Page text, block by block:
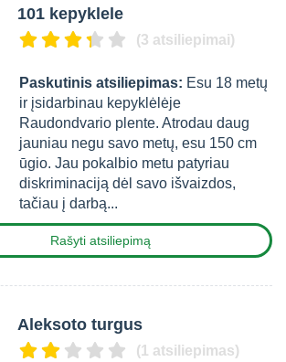
101 kepyklele
(3 atsiliepimai)
Paskutinis atsiliepimas: Esu 18 metų
ir įsidarbinau kepyklėlėje
Raudondvario plente. Atrodau daug
jauniau negu savo metų, esu 150 cm
ūgio. Jau pokalbio metu patyriau
diskriminaciją dėl savo išvaizdos,
tačiau į darbą...
Rašyti atsiliepimą
Aleksoto turgus
(1 atsiliepimas)